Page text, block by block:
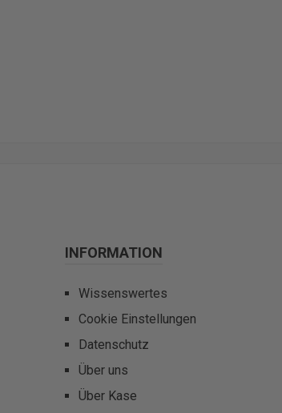
INFORMATION
Wissenswertes
Cookie Einstellungen
Datenschutz
Über uns
Über Kase